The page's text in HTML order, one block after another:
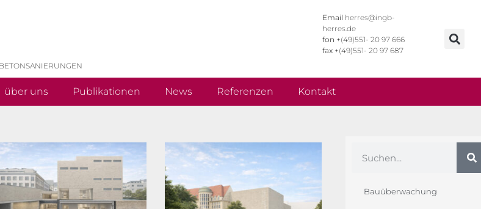
Email herres@ingb-
herres.de
fon +(49)551- 20 97 666
fax +(49)551- 20 97 687
über uns Publikationen News Referenzen Kontakt
Bauüberwachung